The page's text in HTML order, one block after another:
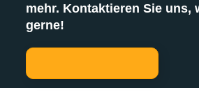
mehr. Kontaktieren Sie uns,
gerne!